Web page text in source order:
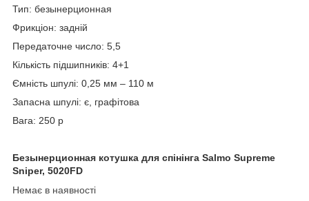
Тип: безынерционная
Фрикціон: задній
Передаточне число: 5,5
Кількість підшипників: 4+1
Ємність шпулі: 0,25 мм – 110 м
Запасна шпулі: є, графітова
Вага: 250 р
Безынерционная котушка для спінінга Salmo Supreme
Sniper, 5020FD
Немає в наявності